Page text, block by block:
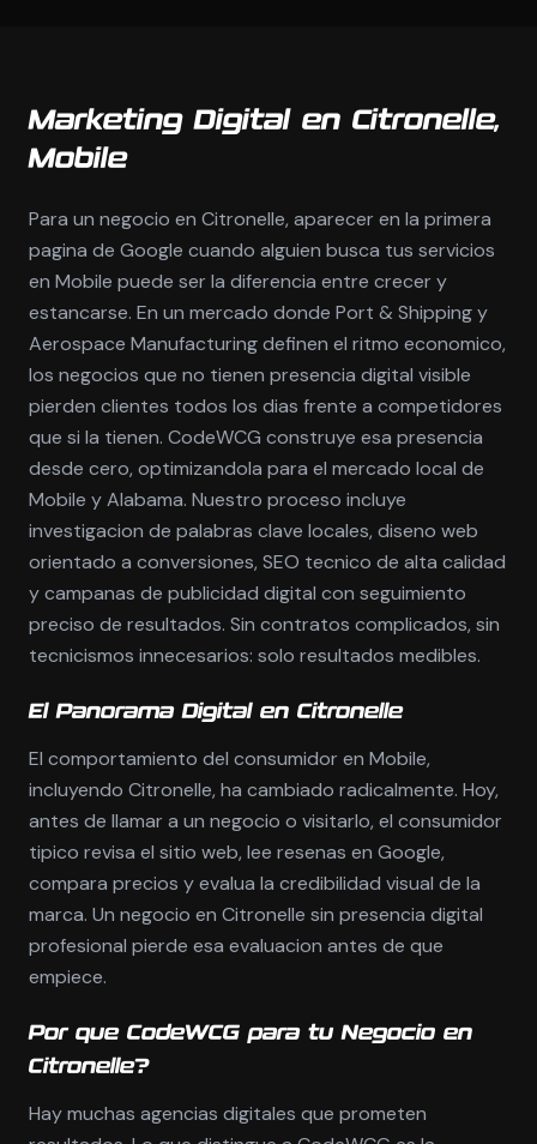
Marketing Digital en Citronelle,
Mobile
Para un negocio en Citronelle, aparecer en la primera
pagina de Google cuando alguien busca tus servicios
en Mobile puede ser la diferencia entre crecer y
estancarse. En un mercado donde Port & Shipping y
Aerospace Manufacturing definen el ritmo economico,
los negocios que no tienen presencia digital visible
pierden clientes todos los dias frente a competidores
que si la tienen. CodeWCG construye esa presencia
desde cero, optimizandola para el mercado local de
Mobile y Alabama. Nuestro proceso incluye
investigacion de palabras clave locales, diseno web
orientado a conversiones, SEO tecnico de alta calidad
y campanas de publicidad digital con seguimiento
preciso de resultados. Sin contratos complicados, sin
tecnicismos innecesarios: solo resultados medibles.
El Panorama Digital en Citronelle
El comportamiento del consumidor en Mobile,
incluyendo Citronelle, ha cambiado radicalmente. Hoy,
antes de llamar a un negocio o visitarlo, el consumidor
tipico revisa el sitio web, lee resenas en Google,
compara precios y evalua la credibilidad visual de la
marca. Un negocio en Citronelle sin presencia digital
profesional pierde esa evaluacion antes de que
empiece.
Por que CodeWCG para tu Negocio en
Citronelle?
Hay muchas agencias digitales que prometen